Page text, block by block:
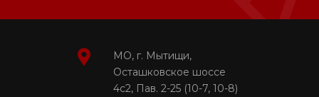
МО, г. Мытищи,
Осташковское шоссе
4с2, Пав. 2-25 (10-7, 10-8)